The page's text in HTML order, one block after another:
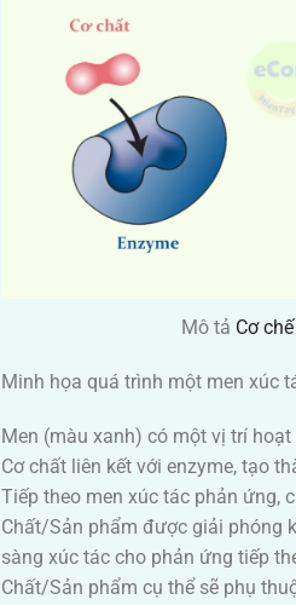
Mô tả Cơ
Minh họa quá trình một men xúc
Men (màu xanh) có một vị trí
Cơ chất liên kết với enzyme, tạo
Tiếp theo men xúc tác phản ứng,
Chất/Sản phẩm được giải phóng
sàng xúc tác cho phản ứng tiếp
Chất/Sản phẩm cụ thể sẽ phụ